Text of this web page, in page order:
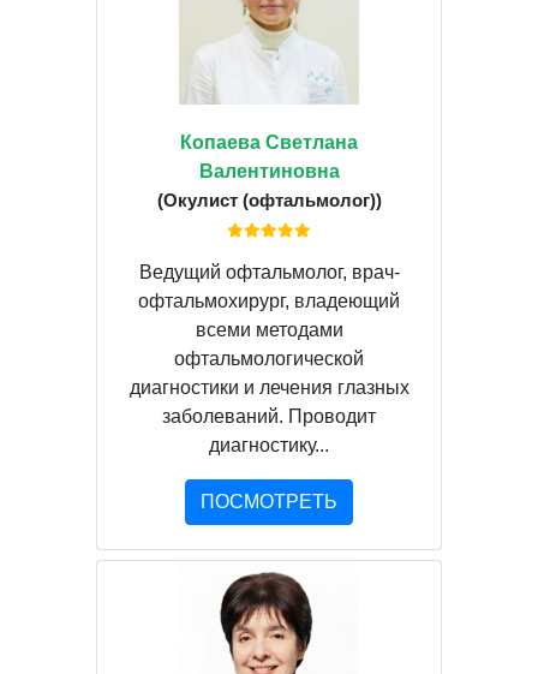
Копаева Светлана
Валентиновна
(Окулист (офтальмолог))
Ведущий офтальмолог, врач-
офтальмохирург, владеющий
всеми методами
офтальмологической
диагностики и лечения глазных
заболеваний. Проводит
диагностику...
ПОСМОТРЕТЬ